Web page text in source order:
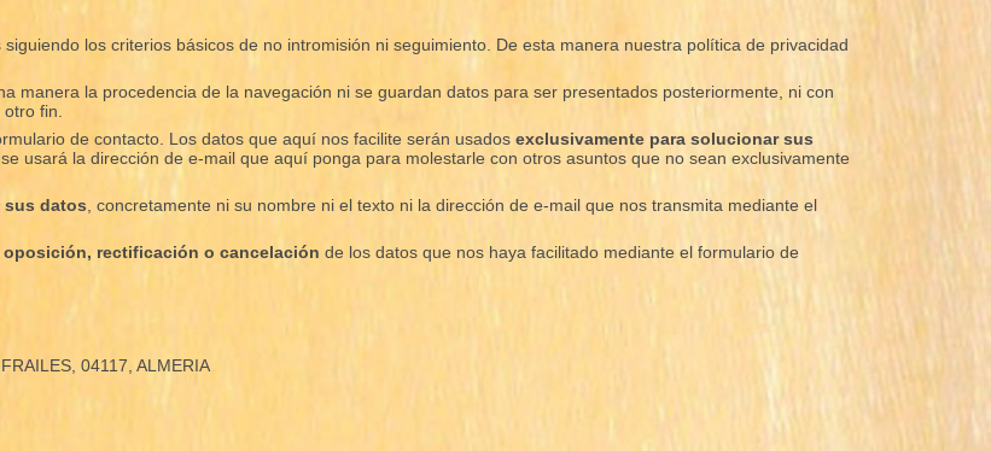
los criterios básicos de no intromisión ni seguimiento. De esta manera nuestra política de privacidad
manera la procedencia de la navegación ni se guardan datos para ser presentados posteriormente, ni con
fin.
de contacto. Los datos que aquí nos facilite serán usados exclusivamente para solucionar sus
usará la dirección de e-mail que aquí ponga para molestarle con otros asuntos que no sean exclusivamente
sus datos , concretamente ni su nombre ni el texto ni la dirección de e-mail que nos transmita mediante el
oposición, rectificación o cancelación de los datos que nos haya facilitado mediante el formulario de
04117, ALMERIA